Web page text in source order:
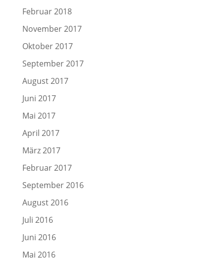
Februar 2018
November 2017
Oktober 2017
September 2017
August 2017
Juni 2017
Mai 2017
April 2017
März 2017
Februar 2017
September 2016
August 2016
Juli 2016
Juni 2016
Mai 2016